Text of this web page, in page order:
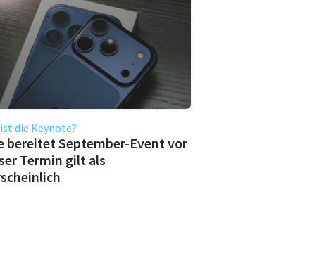
die Keynote?
bereitet September-Event vor
Termin gilt als